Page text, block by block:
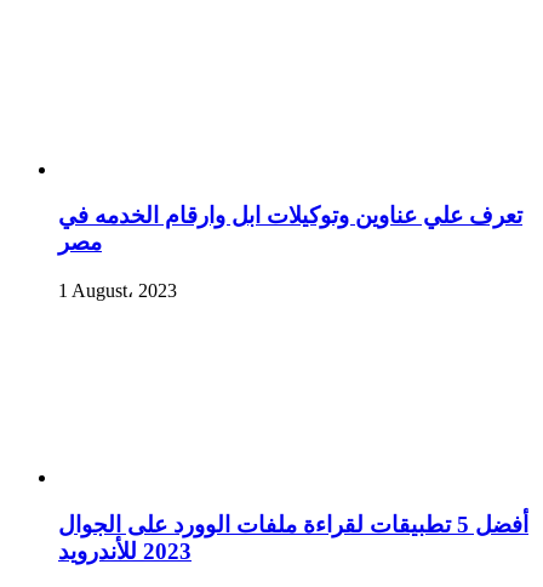
تعرف علي عناوين وتوكيلات ابل وارقام الخدمه في
مصر
1 August، 2023
أفضل 5 تطبيقات لقراءة ملفات الوورد على الجوال
2023 للأندرويد